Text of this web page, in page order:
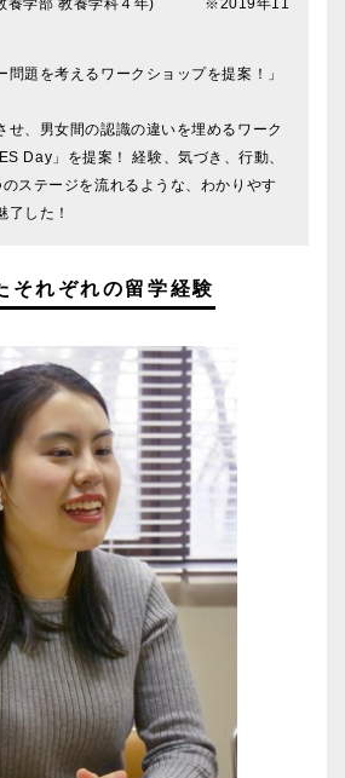
教養学部 教養学科４年) ※2019年11
問題を考えるワークショップを提案！」
せ、男女間の認識の違いを埋めるワーク
Day」を提案！ 経験、気づき、行動、
ステージを流れるような、わかりやす
了した！
それぞれの留学経験